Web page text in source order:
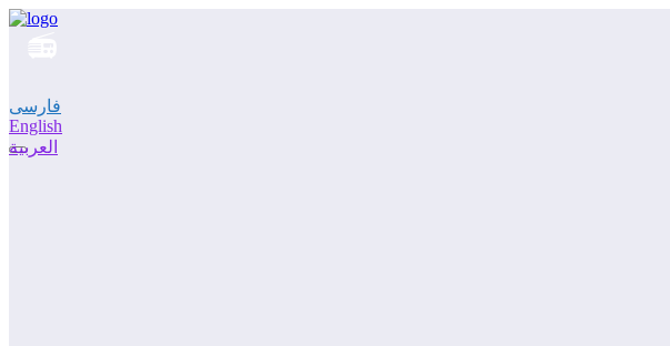
فارسی
English
العربية